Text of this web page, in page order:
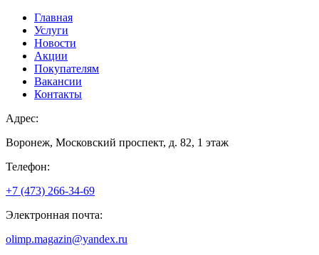
Главная
Услуги
Новости
Акции
Покупателям
Вакансии
Контакты
Адрес:
Воронеж, Московский проспект, д. 82, 1 этаж
Телефон:
+7 (473) 266-34-69
Электронная почта:
olimp.magazin@yandex.ru